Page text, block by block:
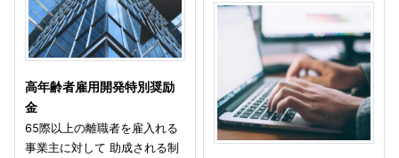
高年齢者雇用開発特別奨励
金
65際以上の離職者を雇入れる
事業主に対して 助成される制